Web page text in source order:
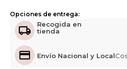
Opciones de entrega:
Recogida en
tienda
Envío Nacional y Local